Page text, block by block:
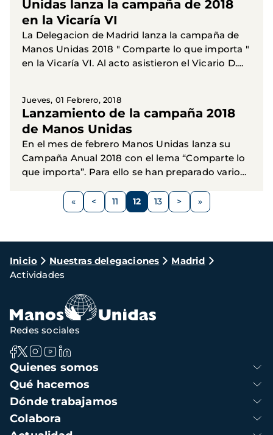
Unidas lanza la campaña de 2018
en la Vicaría VI
La Delegacion de Madrid lanza la campaña de
Manos Unidas 2018 " Comparte lo que importa "
en la Vicaría VI. Al acto asistieron el Vicario D.
Jueves, 01 Febrero, 2018
Lanzamiento de la campaña 2018
de Manos Unidas
En el mes de febrero Manos Unidas lanza su
Campaña Anual 2018 con el lema “Comparte lo
que importa”. Para ello se han preparado varios
cuando se celebra en...
Paginación
Página
< Página
11 Página
12 Página
13
Siguiente
>
Ruta
de
navegación
Inicio Nuestras delegaciones
Madrid
Actividades
Navegación
principal
Quienes somos
Qué hacemos
Dónde trabajamos
Colabora
Redes sociales